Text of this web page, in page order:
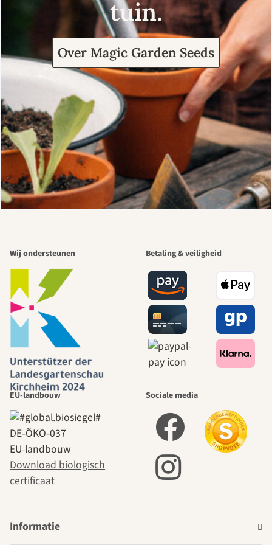
tuin.
Over Magic Garden Seeds
Wij ondersteunen Betaling & veiligheid
EU-landbouw
DE‑ÖKO‑037
EU-landbouw
Download biologisch
certificaat
Sociale media
Informatie